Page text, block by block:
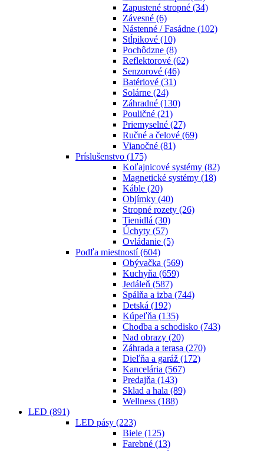
Zapustené stropné (34)
Závesné (6)
Nástenné / Fasádne (102)
Stĺpikové (10)
Pochôdzne (8)
Reflektorové (62)
Senzorové (46)
Batériové (31)
Solárne (24)
Záhradné (130)
Pouličné (21)
Priemyselné (27)
Ručné a čelové (69)
Vianočné (81)
Príslušenstvo (175)
Koľajnicové systémy (82)
Magnetické systémy (18)
Káble (20)
Objímky (40)
Stropné rozety (26)
Tienidlá (30)
Úchyty (57)
Ovládanie (5)
Podľa miestností(604)
Obývačka (569)
Kuchyňa (659)
Jedáleň (587)
Spálňa a izba (744)
Detská (192)
Kúpeľňa (135)
Chodba a schodisko (743)
Nad obrazy (20)
Záhrada a terasa (270)
Dieľňa a garáž (172)
Kancelária (567)
Predajňa (143)
Sklad a hala (89)
Wellness (188)
LED (891)
LED pásy (223)
Biele (125)
Farebné (13)